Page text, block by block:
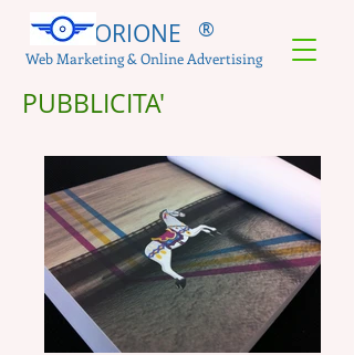
ORIONE
Web Marketing & Online Advertising
®
PUBBLICITA'